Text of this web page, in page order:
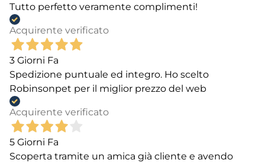
Tutto perfetto veramente complimenti!
Acquirente verificato
3 Giorni Fa
Spedizione puntuale ed integro. Ho scelto
Robinsonpet per il miglior prezzo del web
Acquirente verificato
5 Giorni Fa
Scoperta tramite un amica già cliente e avendo